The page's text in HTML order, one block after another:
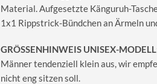
Material. Aufgesetzte Känguruh-
1x1 Rippstrick-Bündchen an Ärmeln
GRÖSSENHINWEIS UNISEX-MODELL
Männer tendenziell klein aus, wir
nicht eng sitzen soll.